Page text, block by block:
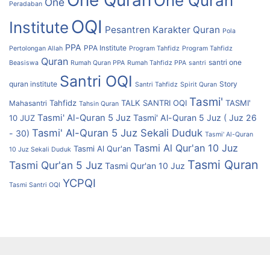
Peradaban
InstituteOQI Pesantren Karakter Quran Pola
Pertolongan Allah PPA PPA Institute Program Tahfidz Program Tahfidz
Beasiswa Quran Rumah Quran PPA Rumah Tahfidz PPA santri santri one
quran institute Santri OQI Santri Tahfidz Spirit Quran Story
Mahasantri Tahfidz Tahsin Quran TALK SANTRI OQI Tasmi' TASMI'
10 JUZ Tasmi' Al-Quran 5 Juz Tasmi' Al-Quran 5 Juz ( Juz 26
- 30) Tasmi' Al-Quran 5 Juz Sekali Duduk Tasmi' Al-Quran
10 Juz Sekali Duduk Tasmi Al Qur'an Tasmi Al Qur'an 10 Juz
Tasmi Qur'an 5 Juz Tasmi Qur'an 10 Juz Tasmi Quran
Tasmi Santri OQI YCPQI